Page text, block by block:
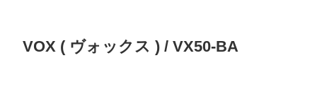
VOX ( ヴォックス ) / VX50-BA